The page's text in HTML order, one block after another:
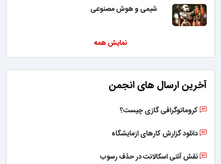
شیمی و هوش مصنوعی
نمایش همه
آخرین ارسال های انجمن
کروماتوگرافی گازی چیست؟
دانلود گزارش کارهای ازمایشگاه
نقش آنتی اسکالانت در حذف رسوب